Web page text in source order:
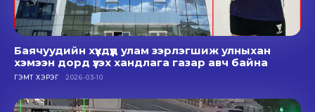
Баячуудийн хүүхдүүд улам зэрлэгшиж улныхан
хэмээн дорд үзэх хандлага газар авч байна
ГЭМТ ХЭРЭГ 2026-03-10